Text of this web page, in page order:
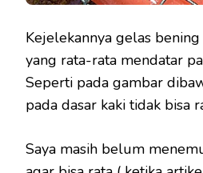
Kejelekannya gelas
yang rata-rata mendatar
Seperti pada gambar
pada dasar kaki tidak bisa
Saya masih belum